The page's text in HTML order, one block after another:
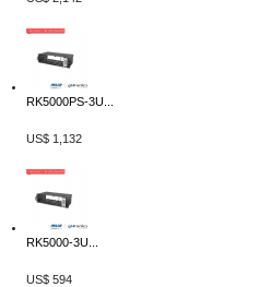
RK5000PS-3U...
US$ 1,132
RK5000-3U...
US$ 594